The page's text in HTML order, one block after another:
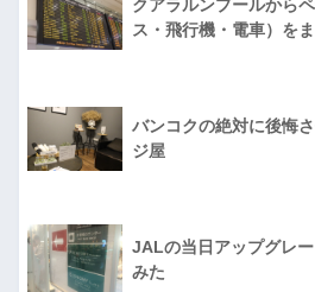
クアラルンプールから
ス・飛行機・電車）を
バンコクの絶対に後悔
ジ屋
JALの当日アップグレ
みた